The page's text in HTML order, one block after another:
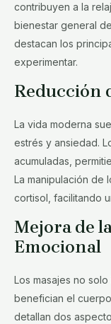
contribuyen a la
bienestar general
destacan los
experimentar.
Reducción
La vida moderna
estrés y ansiedad.
acumuladas,
La manipulación de
cortisol, facilitando
Mejora de
Emocional
Los masajes no
benefician el
detallan dos